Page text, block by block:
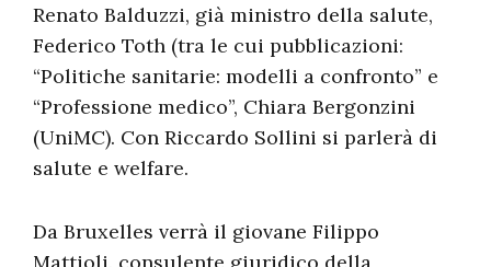
Renato Balduzzi, già ministro della salute,
Federico Toth (tra le cui pubblicazioni:
“Politiche sanitarie: modelli a confronto” e
“Professione medico”, Chiara Bergonzini
(UniMC). Con Riccardo Sollini si parlerà di
salute e welfare.
Da Bruxelles verrà il giovane Filippo
Mattioli, consulente giuridico della